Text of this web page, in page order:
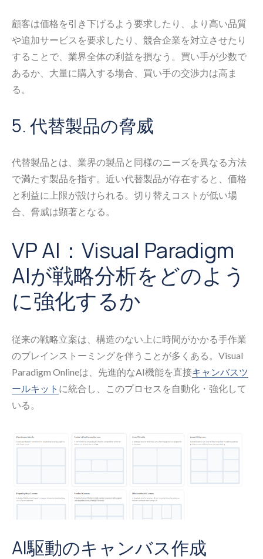
顧客は価格を引き下げるよう要求したり、より高い品質
や追加サービスを要求したり、競合企業を対立させたり
することで、業界全体の利益を損なう。買い手が少数で
あるか、大量に購入する場合、買い手の交渉力は高ま
る。
5. 代替製品の脅威
代替製品とは、業界の製品と同様のニーズを異なる方法
で満たす製品を指す。近い代替製品が存在すると、価格
と利益に上限が設けられる。切り替えコストが低い場
合、脅威は顕著となる。
VP AI：Visual Paradigm
AIが戦略分析をどのよう
に強化するか
従来の戦略立案は、構造のない上に時間がかかる手作業
のブレインストーミングを伴うことが多くある。Visual
Paradigm Onlineは、先進的なAI機能を直接キャンバスツ
ールキット に統合し、このプロセスを自動化・強化して
いる。
AI駆動のキャンバス作成